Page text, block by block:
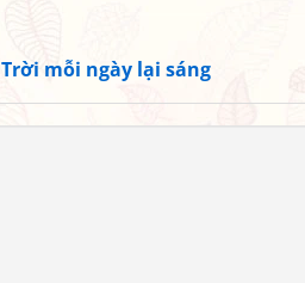
Trời mỗi ngày lại sáng